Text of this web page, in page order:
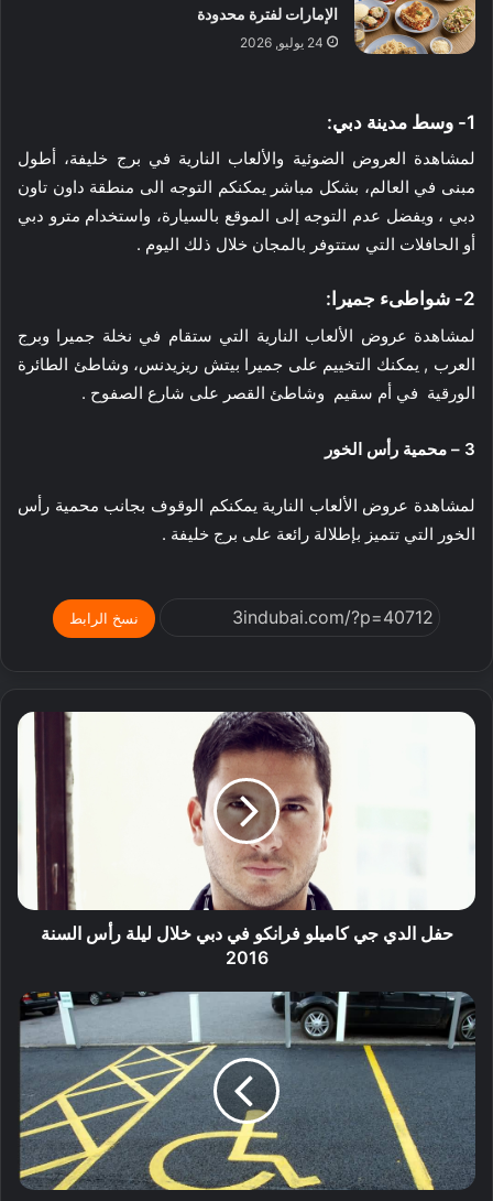
الإمارات لفترة محدودة
24 يوليو, 2026
1- وسط مدينة دبي:
لمشاهدة العروض الضوئية والألعاب النارية في برج خليفة، أطول
مبنى في العالم، بشكل مباشر يمكنكم التوجه الى منطقة داون تاون
دبي ، ويفضل عدم التوجه إلى الموقع بالسيارة، واستخدام مترو دبي
أو الحافلات التي ستتوفر بالمجان خلال ذلك اليوم .
2- شواطىء جميرا:
لمشاهدة عروض الألعاب النارية التي ستقام في نخلة جميرا وبرج
العرب , يمكنك التخييم على جميرا بيتش ريزيدنس، وشاطئ الطائرة
الورقية في أم سقيم وشاطئ القصر على شارع الصفوح .
3 – محمية رأس الخور
لمشاهدة عروض الألعاب النارية يمكنكم الوقوف بجانب محمية رأس
الخور التي تتميز بإطلالة رائعة على برج خليفة .
نسخ الرابط
حفل الدي جي كاميلو فرانكو في دبي خلال ليلة رأس السنة
2016